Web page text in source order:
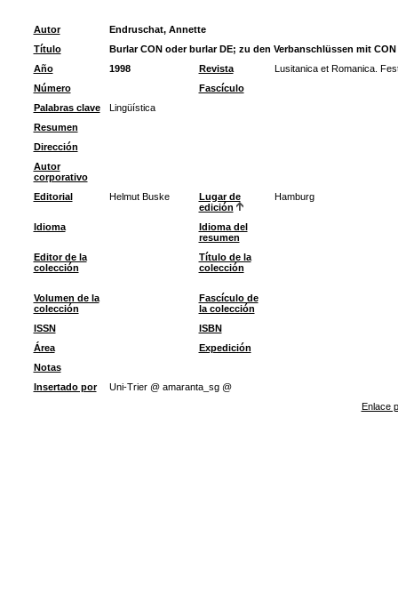
Autor
Endruschat, Annette
Título
Burlar CON oder burlar DE; zu den Verbanschlüssen mit
Año
1998 Revista
Lusitanica et Romanica.
Número
Fascículo
Palabras clave
Lingüística
Resumen
Dirección
Autor
corporativo
Editorial
Helmut Buske
Lugar de
edición
Hamburg
Idioma
Idioma del
resumen
Editor de la
colección
Título de la
colección
Volumen de la
colección
Fascículo de
la colección
ISSN
ISBN
Área
Expedición
Notas
Insertado por
Uni-Trier @ amaranta_sg @
Enlace